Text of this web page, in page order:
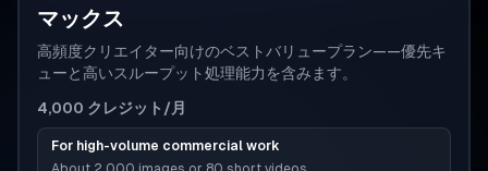
マックス
高頻度クリエイター向けのベストバリュープラン——優先キ
ューと高いスループット処理能力を含みます。
4,000 クレジット /月
For high-volume commercial work